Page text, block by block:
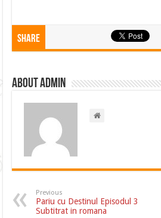
Share
About admin
Previous
Pariu cu Destinul Episodul 3
Subtitrat in romana